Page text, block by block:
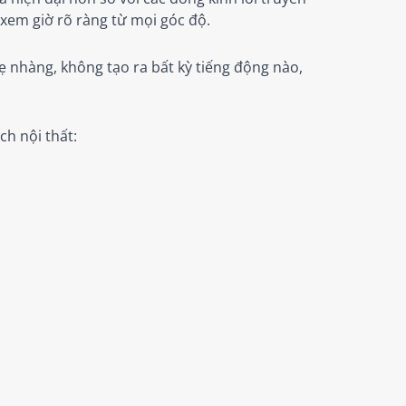
giờ rõ ràng từ mọi góc độ.
nhàng, không tạo ra bất kỳ tiếng động nào,
nội thất: